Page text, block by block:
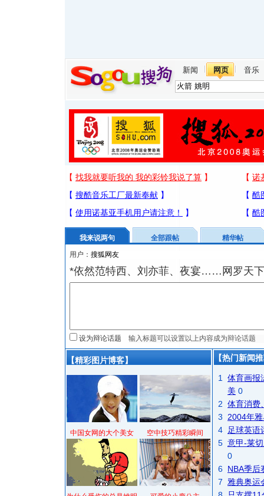
新闻 网页 音乐
我来说两句 全部跟帖
精华帖
用户：
*依然范特西、刘亦菲、夜宴……网罗天
设为辩论话题
【精彩图片博客】
中国女网的大个美女 空中技巧精彩瞬间
【热门新闻
1
体育画报
美 0
2 体育消费
3
2004年
4
足球英语
5 意甲-莱
0
6 NBA季后
7
雅典奥运